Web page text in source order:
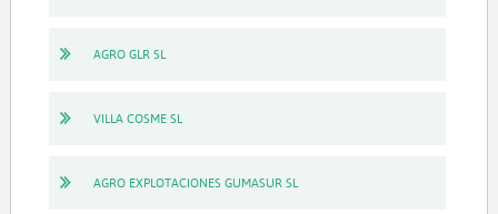
AGRO GLR SL
VILLA COSME SL
AGRO EXPLOTACIONES GUMASUR SL